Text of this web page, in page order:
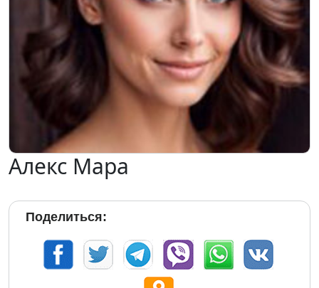
Алекс Мара
Поделиться: